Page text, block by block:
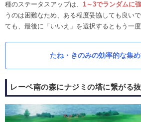
種のステータスアップは、 1～3でランダムに
うのは困難なため、ある程度妥協しても良い
ても、最後に「いいえ」を選択するともう一度
たね・きのみの効率的な集
レーベ南の森にナジミの塔に繋がる